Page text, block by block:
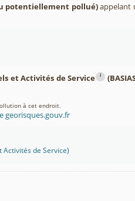
potentiellement pollué)appelant
et Activités de Service i
à cet endroit.
georisques.gouv.fr
Activités de Service)